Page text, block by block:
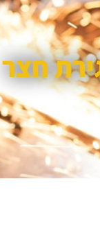
חצר